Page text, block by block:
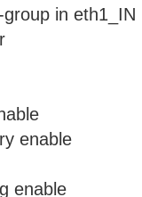
in eth1_IN
enable
enable